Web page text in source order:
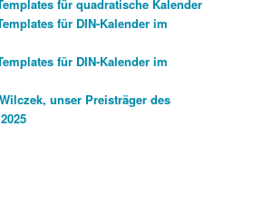
für quadratische Kalender
für DIN-Kalender im
für DIN-Kalender im
unser Preisträger des